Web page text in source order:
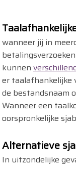
wanneer jij in
kunnen
er taalafhankelijke
de bestandsnaam
Wanneer een
oorspronkelijke
Alternatieve
In uitzondelijke